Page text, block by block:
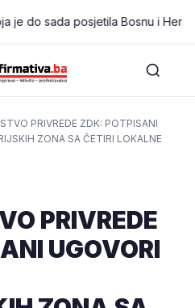
sada posjetila Bosnu i
PRIVREDE ZDK: POTPISANI
ZONA SA ČETIRI LOKALNE
PRIVREDE
UGOVORI